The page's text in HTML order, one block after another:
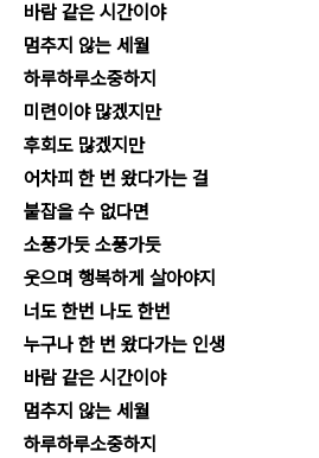
바람 같은 시간이야
멈추지 않는 세월
하루하루소중하지
미련이야 많겠지만
후회도 많겠지만
어차피 한 번 왔다가는 걸
붙잡을 수 없다면
소풍가듯 소풍가듯
웃으며 행복하게 살아야지
너도 한번 나도 한번
누구나 한 번 왔다가는 인생
바람 같은 시간이야
멈추지 않는 세월
하루하루소중하지